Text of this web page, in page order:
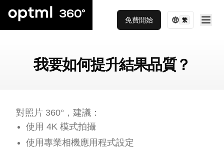
免費開始 繁
我要如何提升結果品質？
對照片 360°，建議：
使用 4K 模式拍攝
使用專業相機應用程式設定